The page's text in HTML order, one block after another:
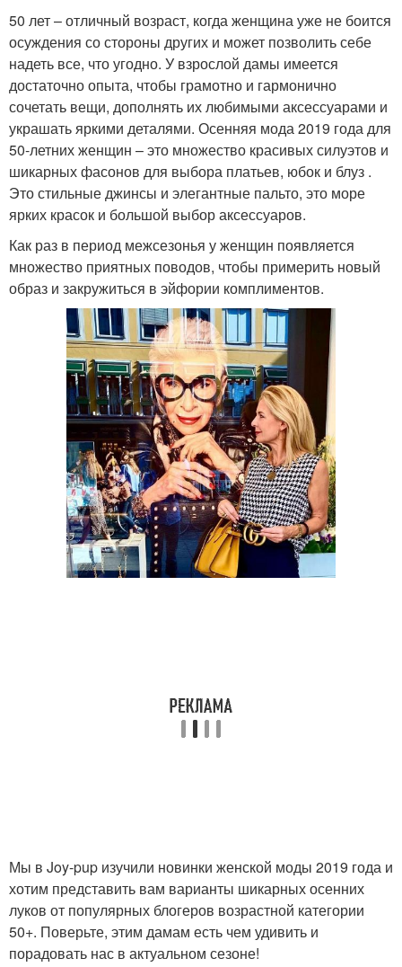
50 лет – отличный возраст, когда женщина уже не боится
осуждения со стороны других и может позволить себе
надеть все, что угодно. У взрослой дамы имеется
достаточно опыта, чтобы грамотно и гармонично
сочетать вещи, дополнять их любимыми аксессуарами и
украшать яркими деталями. Осенняя мода 2019 года для
50-летних женщин – это множество красивых силуэтов и
шикарных фасонов для выбора платьев, юбок и блуз .
Это стильные джинсы и элегантные пальто, это море
ярких красок и большой выбор аксессуаров.
Как раз в период межсезонья у женщин появляется
множество приятных поводов, чтобы примерить новый
образ и закружиться в эйфории комплиментов.
Мы в Joy-pup изучили новинки женской моды 2019 года и
хотим представить вам варианты шикарных осенних
луков от популярных блогеров возрастной категории
50+. Поверьте, этим дамам есть чем удивить и
порадовать нас в актуальном сезоне!